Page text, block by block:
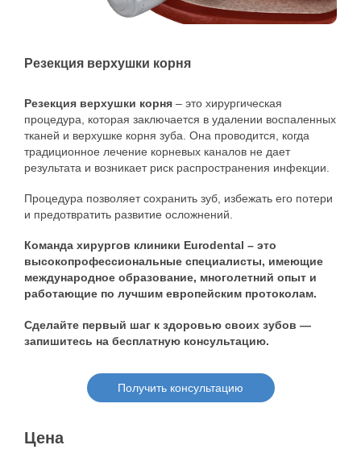
Резекция верхушки корня
Резекция верхушки корня – это хирургическая
процедура, которая заключается в удалении воспаленных
тканей и верхушке корня зуба. Она проводится, когда
традиционное лечение корневых каналов не дает
результата и возникает риск распространения инфекции.
Процедура позволяет сохранить зуб, избежать его потери
и предотвратить развитие осложнений.
Команда хирургов клиники Eurodental – это
высокопрофессиональные специалисты, имеющие
международное образование, многолетний опыт и
работающие по лучшим европейским протоколам.
Сделайте первый шаг к здоровью своих зубов —
запишитесь на бесплатную консультацию.
Получить консультацию
Цена